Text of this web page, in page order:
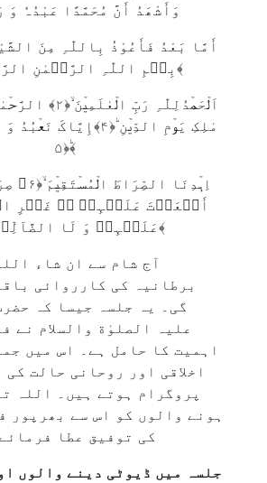
وَأَشْھَدُ أَنَّ مُحَمَّدًا عَبْدُہٗ وَ
أَمَّا بَعْدُ فَأَعُوْذُ بِاللّٰہِ مِنَ
بِسۡمِ اللّٰہِ الرَّحۡمٰنِ الرَّحِیۡمِ﴿۱﴾
مٰلِکِ یَوۡمِ الدِّیۡنِ
ؕ﴿۵﴾
اِہۡدِنَا
أَنۡعَمۡتَ عَلَیۡہِمۡ ۬ۙ غَیۡرِ
عَلَیۡہِمۡ وَ لَا الضَّآلِّیۡنَ﴿۷﴾
آج شام سے ان شاء
برطانیہ کی کارروائی
گی۔ یہ جلسہ جیسا کہ
علیہ الصلوٰة والسلام نے
اہمیت کا حامل ہے۔ اس میں
اخلاقی اور روحانی حالت
پروگرام ہوتے ہیں۔ اللہ
ہونے والوں کو اس سے بھرپور
کی توفیق عطا
جلسہ میں ڈیوٹی دینے والوں